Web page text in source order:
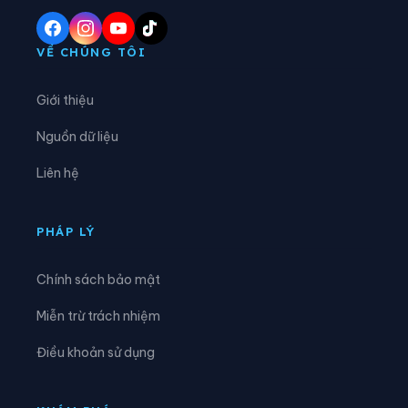
Phường Yên Tử
Xã Bình Liêu
Xã Hoành Mô
VỀ CHÚNG TÔI
Giới thiệu
Nguồn dữ liệu
Liên hệ
PHÁP LÝ
Chính sách bảo mật
Miễn trừ trách nhiệm
Điều khoản sử dụng